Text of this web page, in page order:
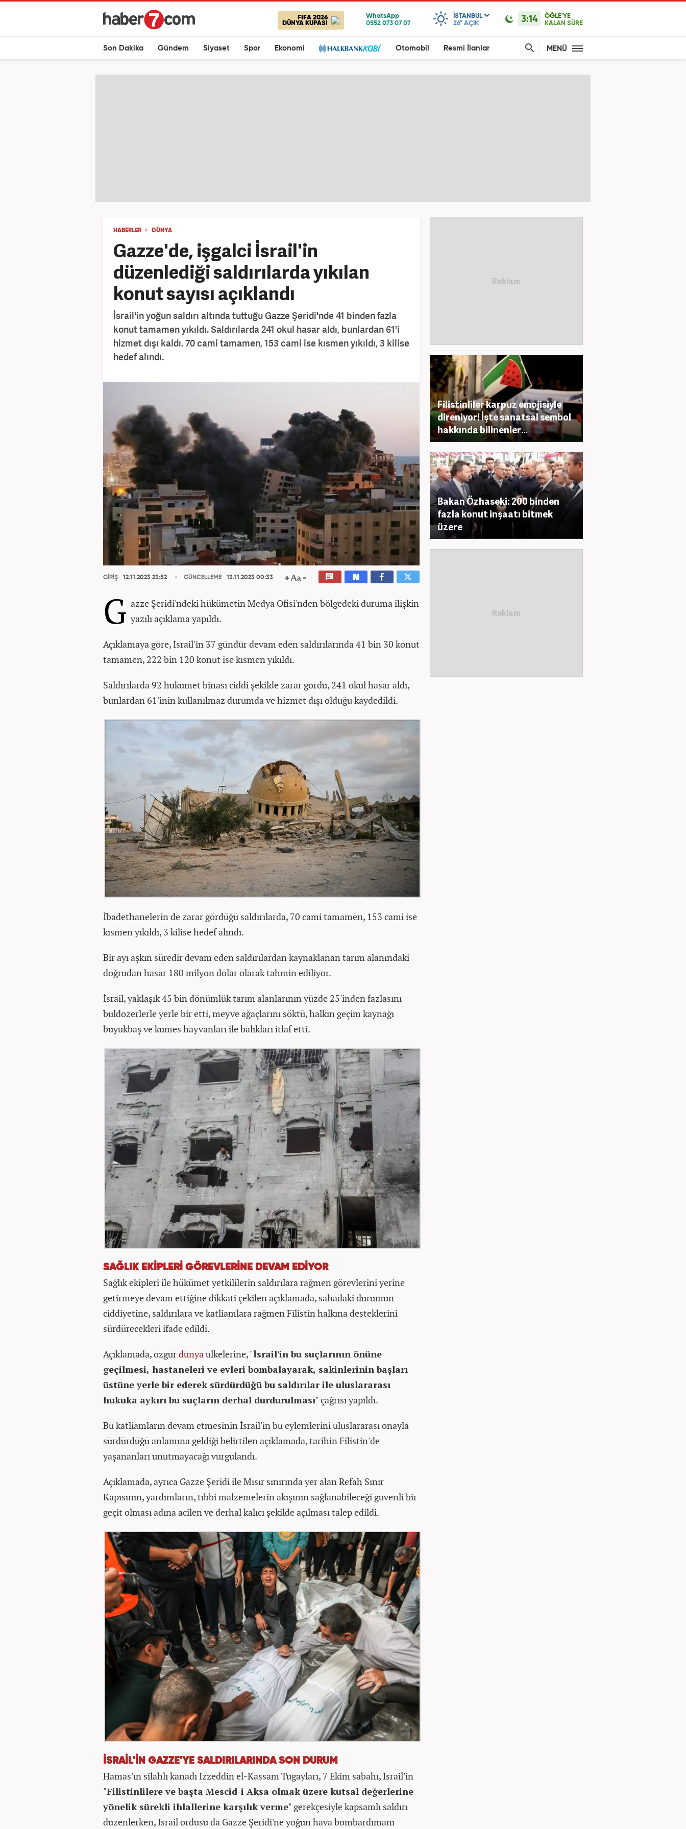
FIFA 2026
DÜNYA KUPASI
ISTANBUL
26° AÇIK 3:14
ÖĞLE'YE
KALAN SÜRE
Son Dakika Gündem Siyaset Spor Ekonomi Otomobil Resmi İlanlar MENÜ
HABERLER DÜNYA
Gazze'de, işgalci İsrail'in
düzenlediği saldırılarda yıkılan
konut sayısı açıklandı
İsrail'in yoğun saldırı altında tuttuğu Gazze Şeridi'nde 41 binden fazla
konut tamamen yıkıldı. Saldırılarda 241 okul hasar aldı, bunlardan 61'i
hizmet dışı kaldı. 70 cami tamamen, 153 cami ise kısmen yıkıldı, 3 kilise
hedef alındı.
GİRİŞ 12.11.2023 23:52 GÜNCELLEME 13.11.2023 00:33
G azze Şeridi'ndeki hükümetin Medya Ofisi'nden bölgedeki duruma ilişkin
yazılı açıklama yapıldı.
Açıklamaya göre, İsrail'in 37 gündür devam eden saldırılarında 41 bin 30 konut
tamamen, 222 bin 120 konut ise kısmen yıkıldı.
Saldırılarda 92 hükümet binası ciddi şekilde zarar gördü, 241 okul hasar aldı,
bunlardan 61'inin kullanılmaz durumda ve hizmet dışı olduğu kaydedildi.
İbadethanelerin de zarar gördüğü saldırılarda, 70 cami tamamen, 153 cami ise
kısmen yıkıldı, 3 kilise hedef alındı.
Bir ayı aşkın süredir devam eden saldırılardan kaynaklanan tarım alanındaki
doğrudan hasar 180 milyon dolar olarak tahmin ediliyor.
İsrail, yaklaşık 45 bin dönümlük tarım alanlarının yüzde 25'inden fazlasını
buldozerlerle yerle bir etti, meyve ağaçlarını söktü, halkın geçim kaynağı
büyükbaş ve kümes hayvanları ile balıkları itlaf etti.
SAĞLIK EKİPLERİ GÖREVLERİNE DEVAM EDİYOR
Sağlık ekipleri ile hükümet yetkililerin saldırılara rağmen görevlerini yerine
getirmeye devam ettiğine dikkati çekilen açıklamada, sahadaki durumun
ciddiyetine, saldırılara ve katliamlara rağmen Filistin halkına desteklerini
sürdürecekleri ifade edildi.
Açıklamada, özgürdünya ülkelerine, "İsrail'in bu suçlarının önüne
geçilmesi, hastaneleri ve evleri bombalayarak, sakinlerinin başları
üstüne yerle bir ederek sürdürdüğü bu saldırılar ile uluslararası
hukuka aykırı bu suçların derhal durdurulması" çağrısı yapıldı.
Bu katliamların devam etmesinin İsrail'in bu eylemlerini uluslararası onayla
sürdürdüğü anlamına geldiği belirtilen açıklamada, tarihin Filistin'de
yaşananları unutmayacağı vurgulandı.
Açıklamada, ayrıca Gazze Şeridi ile Mısır sınırında yer alan Refah Sınır
Kapısının, yardımların, tıbbi malzemelerin akışının sağlanabileceği güvenli bir
geçit olması adına acilen ve derhal kalıcı şekilde açılması talep edildi.
İSRAİL'İN GAZZE'YE SALDIRILARINDA SON DURUM
Hamas'ın silahlı kanadı İzzeddin el-Kassam Tugayları, 7 Ekim sabahı, İsrail'in
"Filistinlilere ve başta Mescid-i Aksa olmak üzere kutsal değerlerine
yönelik sürekli ihlallerine karşılık verme" gerekçesiyle kapsamlı saldırı
düzenlerken, İsrail ordusu da Gazze Şeridi'ne yoğun hava bombardımanı
Filistinliler karpuz emojisiyle
direniyor! İşte sanatsal sembol
hakkında bilinenler...
Bakan Özhaseki: 200 binden
fazla konut inşaatı bitmek
üzere